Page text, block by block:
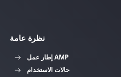
نظرة عامة
إطار عمل AMP
حالات الاستخدام